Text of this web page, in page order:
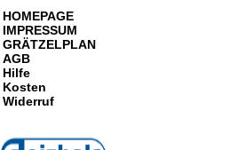
HOMEPAGE
IMPRESSUM
GRÄTZELPLAN
AGB
Hilfe
Kosten
Widerruf